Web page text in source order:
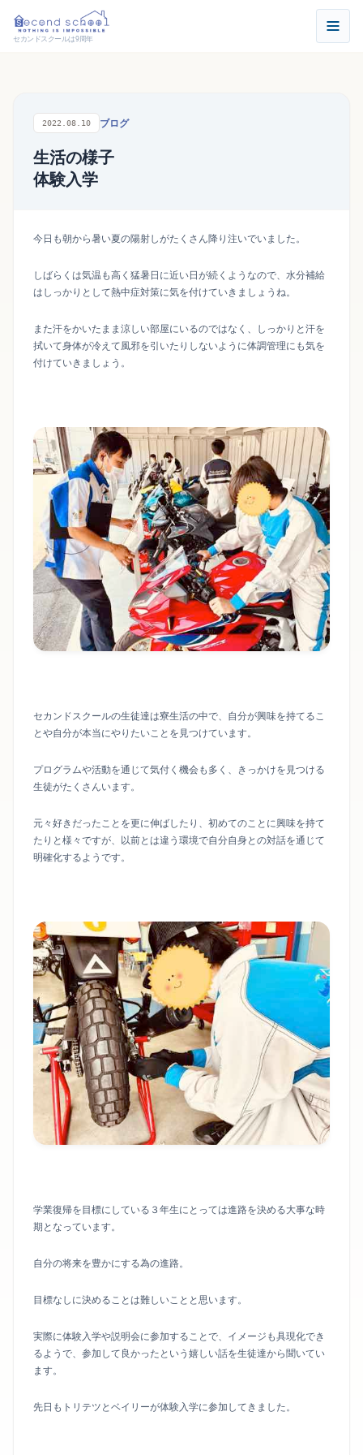
セカンドスクールは9周年
2022.08.10 ブログ
生活の様子
体験入学
今日も朝から暑い夏の陽射しがたくさん降り注いでいました。
しばらくは気温も高く猛暑日に近い日が続くようなので、水分補給
はしっかりとして熱中症対策に気を付けていきましょうね。
また汗をかいたまま涼しい部屋にいるのではなく、しっかりと汗を
拭いて身体が冷えて風邪を引いたりしないように体調管理にも気を
付けていきましょう。
セカンドスクールの生徒達は寮生活の中で、自分が興味を持てるこ
とや自分が本当にやりたいことを見つけています。
プログラムや活動を通じて気付く機会も多く、きっかけを見つける
生徒がたくさんいます。
元々好きだったことを更に伸ばしたり、初めてのことに興味を持て
たりと様々ですが、以前とは違う環境で自分自身との対話を通じて
明確化するようです。
学業復帰を目標にしている３年生にとっては進路を決める大事な時
期となっています。
自分の将来を豊かにする為の進路。
目標なしに決めることは難しいことと思います。
実際に体験入学や説明会に参加することで、イメージも具現化でき
るようで、参加して良かったという嬉しい話を生徒達から聞いてい
ます。
先日もトリテツとベイリーが体験入学に参加してきました。